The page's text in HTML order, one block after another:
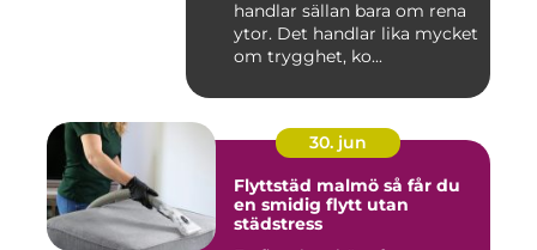
handlar sällan bara om rena
ytor. Det handlar lika mycket
om trygghet, ko...
30. jun
Flyttstäd malmö så får du
en smidig flytt utan
städstress